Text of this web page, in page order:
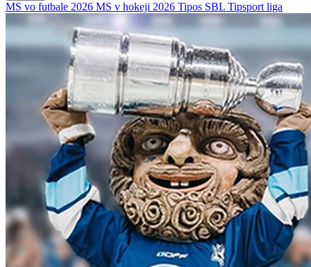
MS vo futbale 2026 MS v hokeji 2026 Tipos SBL Tipsport liga